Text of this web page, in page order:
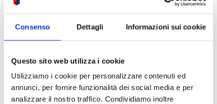
Consenso Dettagli Informazioni sui cookie
Questo sito web utilizza i cookie
Utilizziamo i cookie per personalizzare contenuti ed
annunci, per fornire funzionalità dei social media e per
analizzare il nostro traffico. Condividiamo inoltre
nella forma parlata sia in quella scritta, alternando
anche dalla presenza di ospiti del mondo letterario,
come patrimonio vivo e contemporaneo.
👉 È possibile partecipare siain presenzasiada remoto in
modalità differita(con accesso alle registrazioni delle
lezioni).